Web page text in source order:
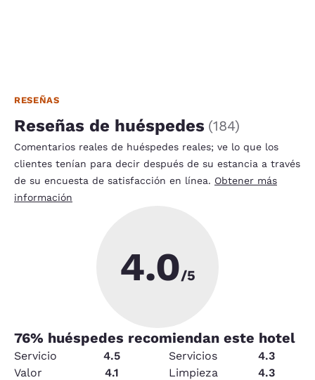
RESEÑAS
Reseñas de huéspedes (184)
Comentarios reales de huéspedes reales; ve lo que los
clientes tenían para decir después de su estancia a través
de su encuesta de satisfacción en línea. Obtener más
información
4.0/5
76% huéspedes recomiendan este hotel
Servicio 4.5 Servicios
4.3
Valor
4.1 Limpieza
4.3